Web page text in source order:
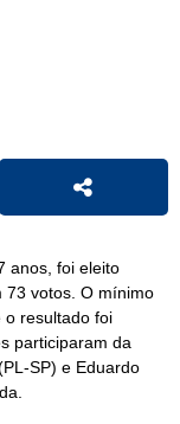
anos, foi eleito
73 votos. O mínimo
o resultado foi
participaram da
SP) e Eduardo